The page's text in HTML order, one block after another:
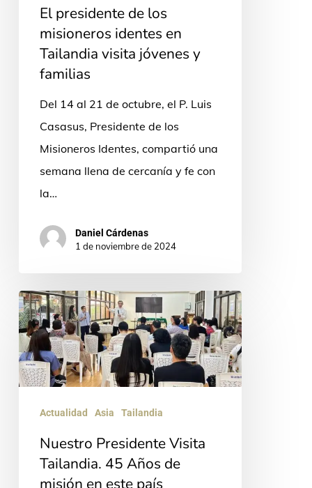
Tailandia
visita
jóvenes
familias
El presidente de los
misioneros identes en
Tailandia visita jóvenes y
familias
Del 14 al 21 de octubre, el P. Luis
Casasus, Presidente de los
Misioneros Identes, compartió una
semana llena de cercanía y fe con
la…
Daniel Cárdenas
1 de noviembre de 2024
Nuestro
Presidente
Visita
Tailandia.
45
Años
misión
Actualidad Asia Tailandia
Nuestro Presidente Visita
Tailandia. 45 Años de
misión en este país